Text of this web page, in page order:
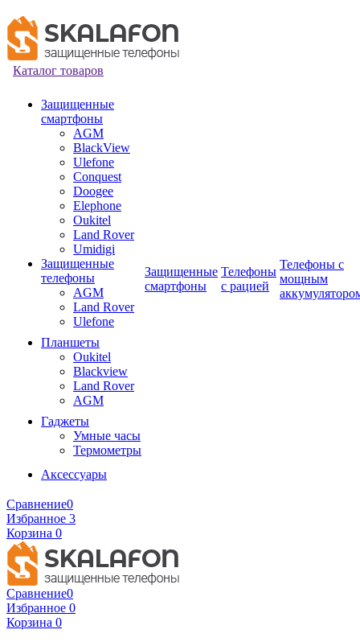
Каталог товаров
Защищенные
смартфоны
AGM
BlackView
Ulefone
Conquest
Doogee
Elephone
Oukitel
Land Rover
Umidigi
Защищенные
телефоны
AGM
Land Rover
Ulefone
Планшеты
Oukitel
Blackview
Land Rover
AGM
Гаджеты
Умные часы
Термометры
Аксессуары
Защищенные
смартфоны
Телефоны
с рацией
Телефоны с
мощным
Сравнение0
Избранное 3
Корзина 0
Сравнение0
Избранное 0
Корзина 0